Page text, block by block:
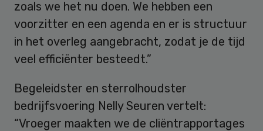
zoals we het nu doen. We hebben een
voorzitter en een agenda en er is structuur
in het overleg aangebracht, zodat je de tijd
veel efficiënter besteedt.”
Begeleidster en sterrolhoudster
bedrijfsvoering Nelly Seuren vertelt:
“Vroeger maakten we de cliëntrapportages